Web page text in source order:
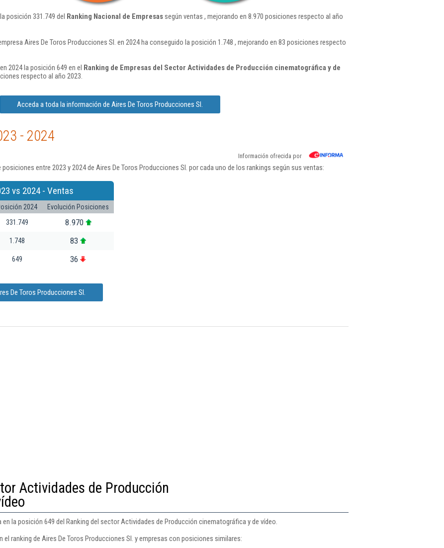
posición 331.749 del Ranking Nacional de Empresassegún ventas , mejorando en 8.970 posiciones respecto al año
Aires De Toros Producciones Sl. en 2024 ha conseguido la posición 1.748 , mejorando en 83 posiciones respecto
2024 la posición 649 en el Ranking de Empresas del Sector Actividades de Producción cinematográfica y de
respecto al año 2023.
Acceda a toda la información de Aires De Toros Producciones Sl.
- 2024
Información ofrecida por
entre 2023 y 2024 de Aires De Toros Producciones Sl. por cada uno de los rankings según sus ventas:
vs 2024 - Ventas
2024
Evolución Posiciones
331.749 8.970
1.748 83
649 36
De Toros Producciones Sl.
Actividades de Producción
la posición 649 del Ranking del sector Actividades de Producción cinematográfica y de vídeo.
ranking de Aires De Toros Producciones Sl. y empresas con posiciones similares: